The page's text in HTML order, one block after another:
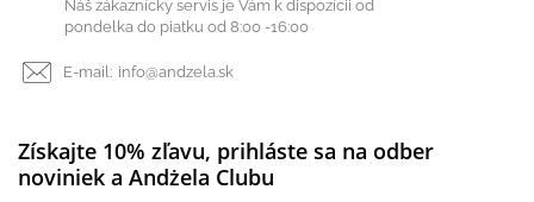
Náš zákaznícky servis je Vám k dispozícii od
pondelka do piatku od 8:00 -16:00
E-mail: info@andzela.sk
Získajte 10% zľavu, prihláste sa na odber
noviniek a Andżela Clubu